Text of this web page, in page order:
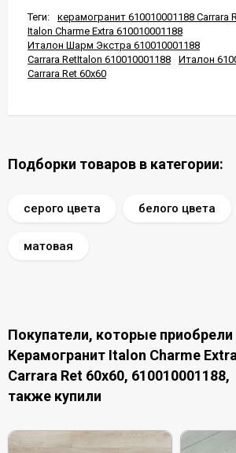
Теги:
керамогранит 610010001188 Carrara
Italon Charme Extra 610010001188
Италон Шарм Экстра 610010001188
Carrara RetItalon 610010001188
Италон
Carrara Ret 60x60
Подборки товаров в категории:
серого цвета белого цвета
матовая
Покупатели, которые приобрели
Керамогранит Italon Charme Extra
Carrara Ret 60x60, 610010001188,
также купили